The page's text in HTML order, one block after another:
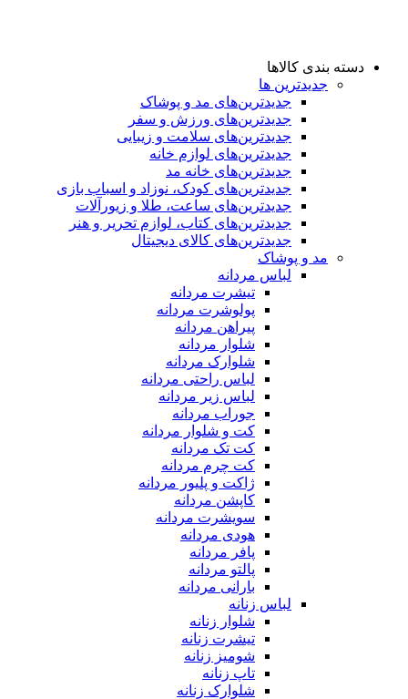
دسته بندی کالاها
جدیدترین ها
جدید‌ترین‌های مد و پوشاک
جدید‌ترین‌های ورزش و سفر
جدید‌ترین‌های سلامت و زیبایی
جدید‌ترین‌های لوازم خانه
جدیدترین‌های خانه مد
جدید‌ترین‌های کودک، نوزاد و اسباب بازی
جدید‌ترین‌های ساعت، طلا و زیورآلات
جدید‌ترین‌های کتاب، لوازم تحریر و هنر
جدید‌ترین‌های کالای دیجیتال
مد و پوشاک
لباس مردانه
تیشرت مردانه
پولوشرت مردانه
پیراهن مردانه
شلوار مردانه
شلوارک مردانه
لباس راحتی مردانه
لباس زیر مردانه
جوراب مردانه
کت و شلوار مردانه
کت تک مردانه
کت چرم مردانه
ژاکت و پلیور مردانه
کاپشن مردانه
سویشرت مردانه
هودی مردانه
پافر مردانه
پالتو مردانه
بارانی مردانه
لباس زنانه
شلوار زنانه
تیشرت زنانه
شومیز زنانه
تاپ زنانه
شلوارک زنانه